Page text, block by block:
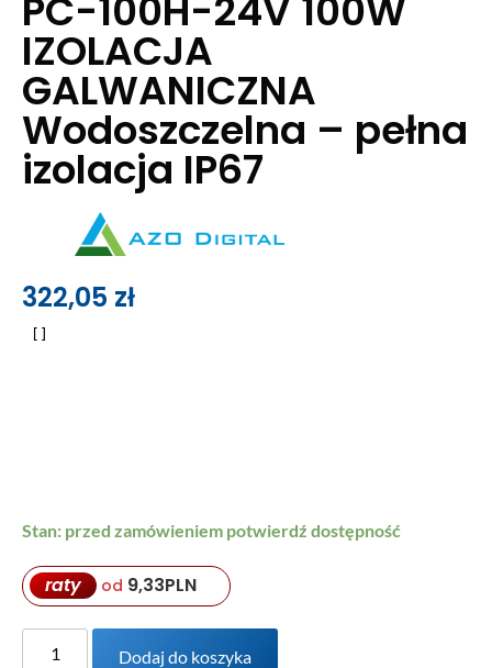
IZOLACJA
GALWANICZNA
Wodoszczelna – pełna
izolacja IP67
322,05 zł
Stan: przed zamówieniem potwierdź dostępność
raty od 9,33PLN
Dodaj do koszyka